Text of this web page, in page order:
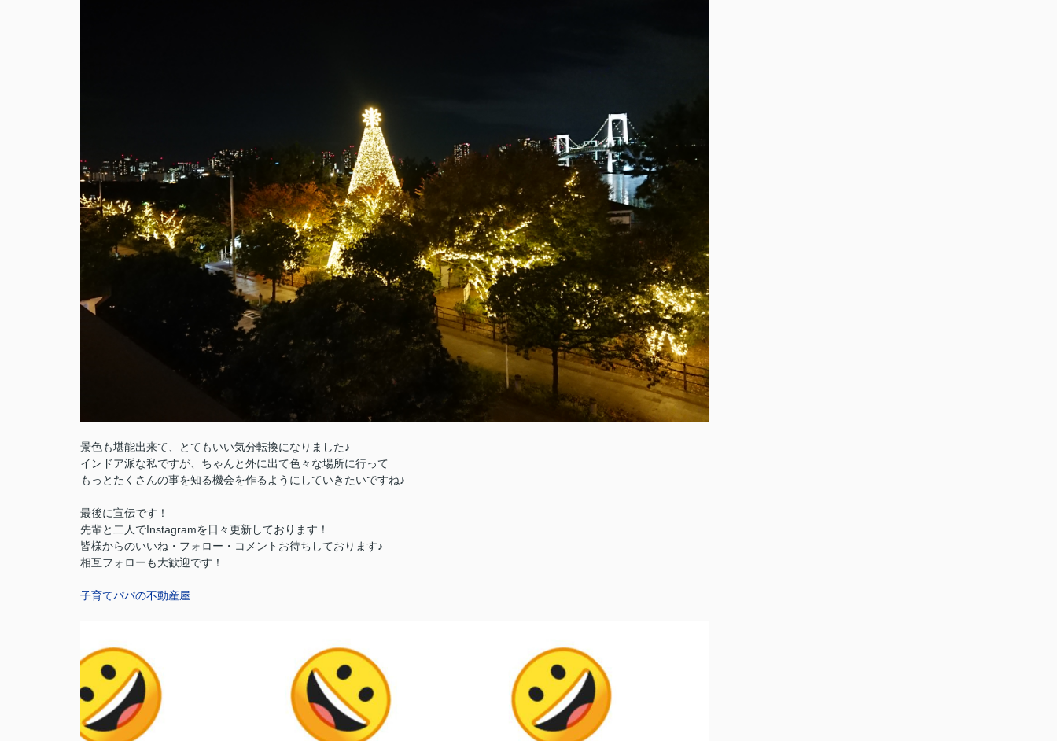
景色も堪能出来て、とてもいい気分転換になりました♪
インドア派な私ですが、ちゃんと外に出て色々な場所に行って
もっとたくさんの事を知る機会を作るようにしていきたいですね♪
最後に宣伝です！
先輩と二人でInstagramを日々更新しております！
皆様からのいいね・フォロー・コメントお待ちしております♪
相互フォローも大歓迎です！
子育てパパの不動産屋